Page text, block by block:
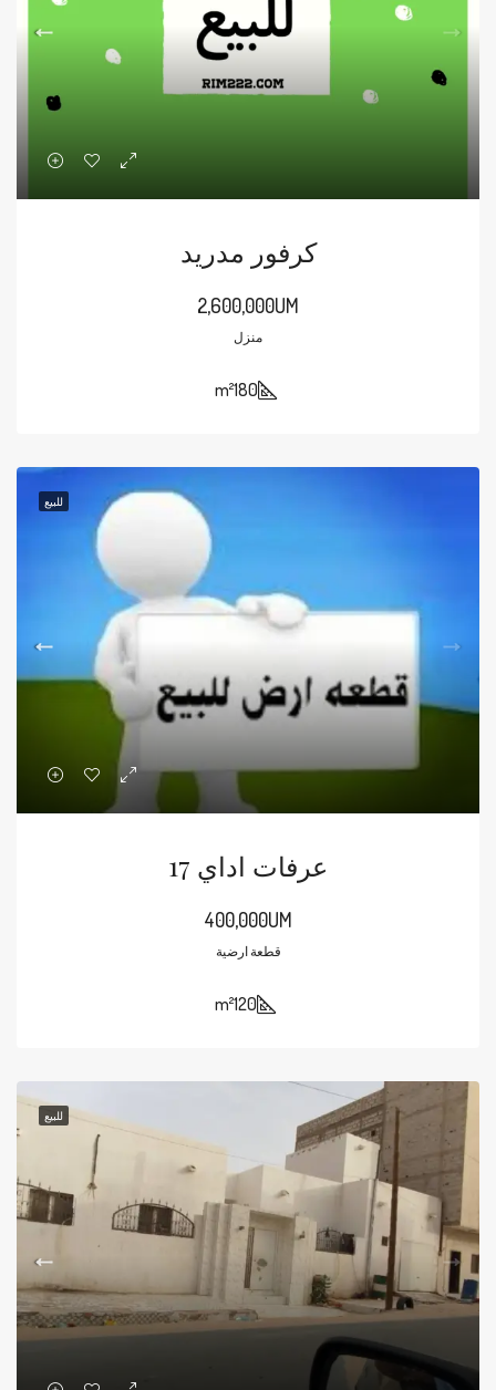
كرفور مدريد
2,600,000UM
منزل
180
m²
للبيع
عرفات اداي 17
400,000UM
قطعة ارضية
120
m²
للبيع